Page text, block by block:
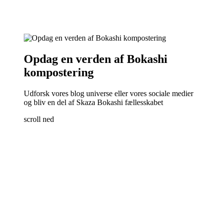
Opdag en verden af Bokashi
kompostering
Udforsk vores blog universe eller vores sociale medier
og bliv en del af Skaza Bokashi fællesskabet
scroll ned